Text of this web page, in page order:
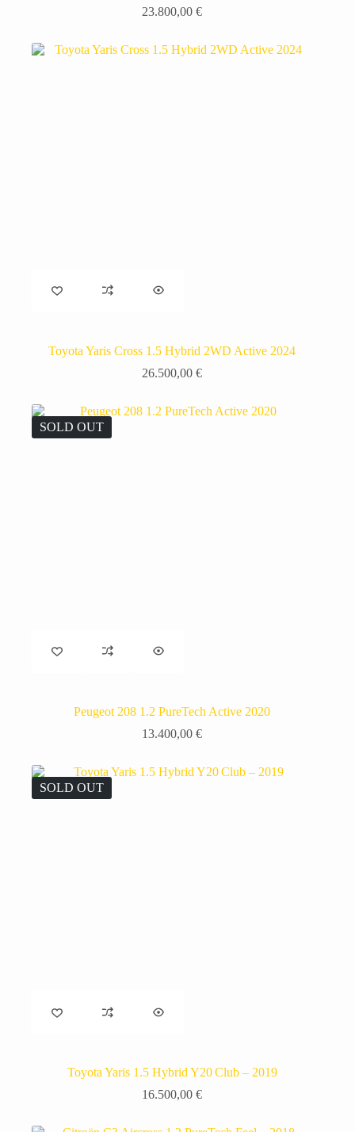
23.800,00€
Toyota Yaris Cross 1.5 Hybrid 2WD Active 2024
26.500,00€
SOLD OUT
Peugeot 208 1.2 PureTech Active 2020
13.400,00€
SOLD OUT
Toyota Yaris 1.5 Hybrid Y20 Club – 2019
16.500,00€